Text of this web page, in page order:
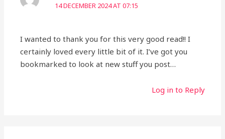
14 DECEMBER 2024 AT 07:15
I wanted to thank you for this very good read!! I
certainly loved every little bit of it. I’ve got you
bookmarked to look at new stuff you post…
Log in to Reply